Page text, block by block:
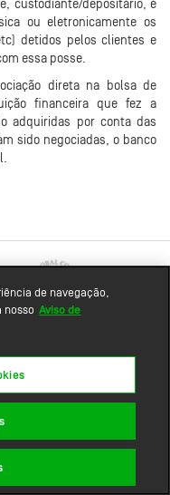
custodiante/depositário, é
ou eletronicamente os
detidos pelos clientes e
essa posse.
direta na bolsa de
financeira que fez a
adquiridas por conta das
sido negociadas, o banco
Mapa do site
de navegação,
nosso Aviso de